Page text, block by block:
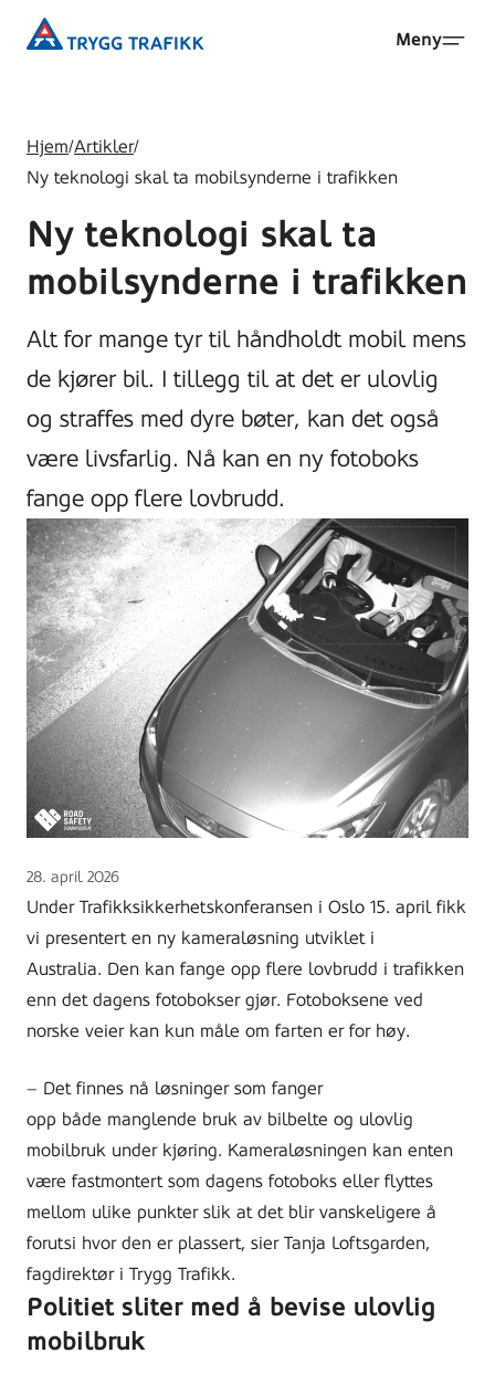
Trygg
Meny
Hjem/Artikler/
Ny teknologi skal ta mobilsynderne i trafikken
Ny teknologi skal ta
mobilsynderne i trafikken
Alt for mange tyr til håndholdt mobil mens
de kjører bil. I tillegg til at det er ulovlig
og straffes med dyre bøter, kan det også
være livsfarlig. Nå kan en ny fotoboks
fange opp flere lovbrudd.
Lagt
ut
28. april 2026
Under Trafikksikkerhetskonferansen i Oslo 15. april fikk
vi presentert en ny kameraløsning utviklet i
Australia. Den kan fange opp flere lovbrudd i trafikken
enn det dagens fotobokser gjør. Fotoboksene ved
norske veier kan kun måle om farten er for høy.
– Det finnes nå løsninger som fanger
opp både manglende bruk av bilbelte og ulovlig
mobilbruk under kjøring. Kameraløsningen kan enten
være fastmontert som dagens fotoboks eller flyttes
mellom ulike punkter slik at det blir vanskeligere å
forutsi hvor den er plassert, sier Tanja Loftsgarden,
fagdirektør i Trygg Trafikk.
Politiet sliter med å bevise ulovlig
mobilbruk